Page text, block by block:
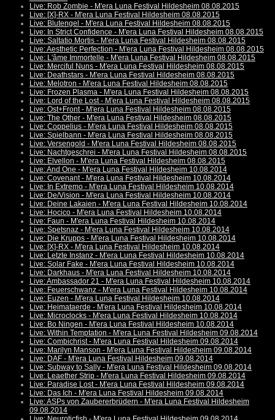
Live: Rob Zombie - M'era Luna Festival Hildesheim 08.08.2015
Live: [X]-RX - M'era Luna Festival Hildesheim 08.08.2015
Live: Blutengel - M'era Luna Festival Hildesheim 08.08.2015
Live: In Strict Confidence - M'era Luna Festival Hildesheim 08.08.2015
Live: Saltatio Mortis - M'era Luna Festival Hildesheim 08.08.2015
Live: Aesthetic Perfection - M'era Luna Festival Hildesheim 08.08.2015
Live: L'âme Immortelle - M'era Luna Festival Hildesheim 08.08.2015
Live: Merciful Nuns - M'era Luna Festival Hildesheim 08.08.2015
Live: Deathstars - M'era Luna Festival Hildesheim 08.08.2015
Live: Melotron - M'era Luna Festival Hildesheim 08.08.2015
Live: Frozen Plasma - M'era Luna Festival Hildesheim 08.08.2015
Live: Lord of the Lost - M'era Luna Festival Hildesheim 08.08.2015
Live: Ost+Front - M'era Luna Festival Hildesheim 08.08.2015
Live: The Other - M'era Luna Festival Hildesheim 08.08.2015
Live: Coppelius - M'era Luna Festival Hildesheim 08.08.2015
Live: Spielbann - M'era Luna Festival Hildesheim 08.08.2015
Live: Versengold - M'era Luna Festival Hildesheim 08.08.2015
Live: Nachtgeschrei - M'era Luna Festival Hildesheim 08.08.2015
Live: Elvellon - M'era Luna Festival Hildesheim 08.08.2015
Live: And One - M'era Luna Festival Hildesheim 10.08.2014
Live: Covenant - M'era Luna Festival Hildesheim 10.08.2014
Live: In Extremo - M'era Luna Festival Hildesheim 10.08.2014
Live: De/Vision - M'era Luna Festival Hildesheim 10.08.2014
Live: Deine Lakaien - M'era Luna Festival Hildesheim 10.08.2014
Live: Hocico - M'era Luna Festival Hildesheim 10.08.2014
Live: Faun - M'era Luna Festival Hildesheim 10.08.2014
Live: Spetsnaz - M'era Luna Festival Hildesheim 10.08.2014
Live: Die Krupps - M'era Luna Festival Hildesheim 10.08.2014
Live: [X]-RX - M'era Luna Festival Hildesheim 10.08.2014
Live: Letzte Instanz - M'era Luna Festival Hildesheim 10.08.2014
Live: Solar Fake - M'era Luna Festival Hildesheim 10.08.2014
Live: Darkhaus - M'era Luna Festival Hildesheim 10.08.2014
Live: Ambassador 21 - M'era Luna Festival Hildesheim 10.08.2014
Live: Feuerschwanz - M'era Luna Festival Hildesheim 10.08.2014
Live: Euzen - M'era Luna Festival Hildesheim 10.08.2014
Live: Heimataerde - M'era Luna Festival Hildesheim 10.08.2014
Live: Microclocks - M'era Luna Festival Hildesheim 10.08.2014
Live: Bo Ningen - M'era Luna Festival Hildesheim 10.08.2014
Live: Within Temptation - M'era Luna Festival Hildesheim 09.08.2014
Live: Combichrist - M'era Luna Festival Hildesheim 09.08.2014
Live: Marilyn Manson - M'era Luna Festival Hildesheim 09.08.2014
Live: DAF - M'era Luna Festival Hildesheim 09.08.2014
Live: Subway to Sally - M'era Luna Festival Hildesheim 09.08.2014
Live: Leaether Strip - M'era Luna Festival Hildesheim 09.08.2014
Live: Paradise Lost - M'era Luna Festival Hildesheim 09.08.2014
Live: Das Ich - M'era Luna Festival Hildesheim 09.08.2014
Live: ASPs von Zaubererbrüdern - M'era Luna Festival Hildesheim
09.08.2014